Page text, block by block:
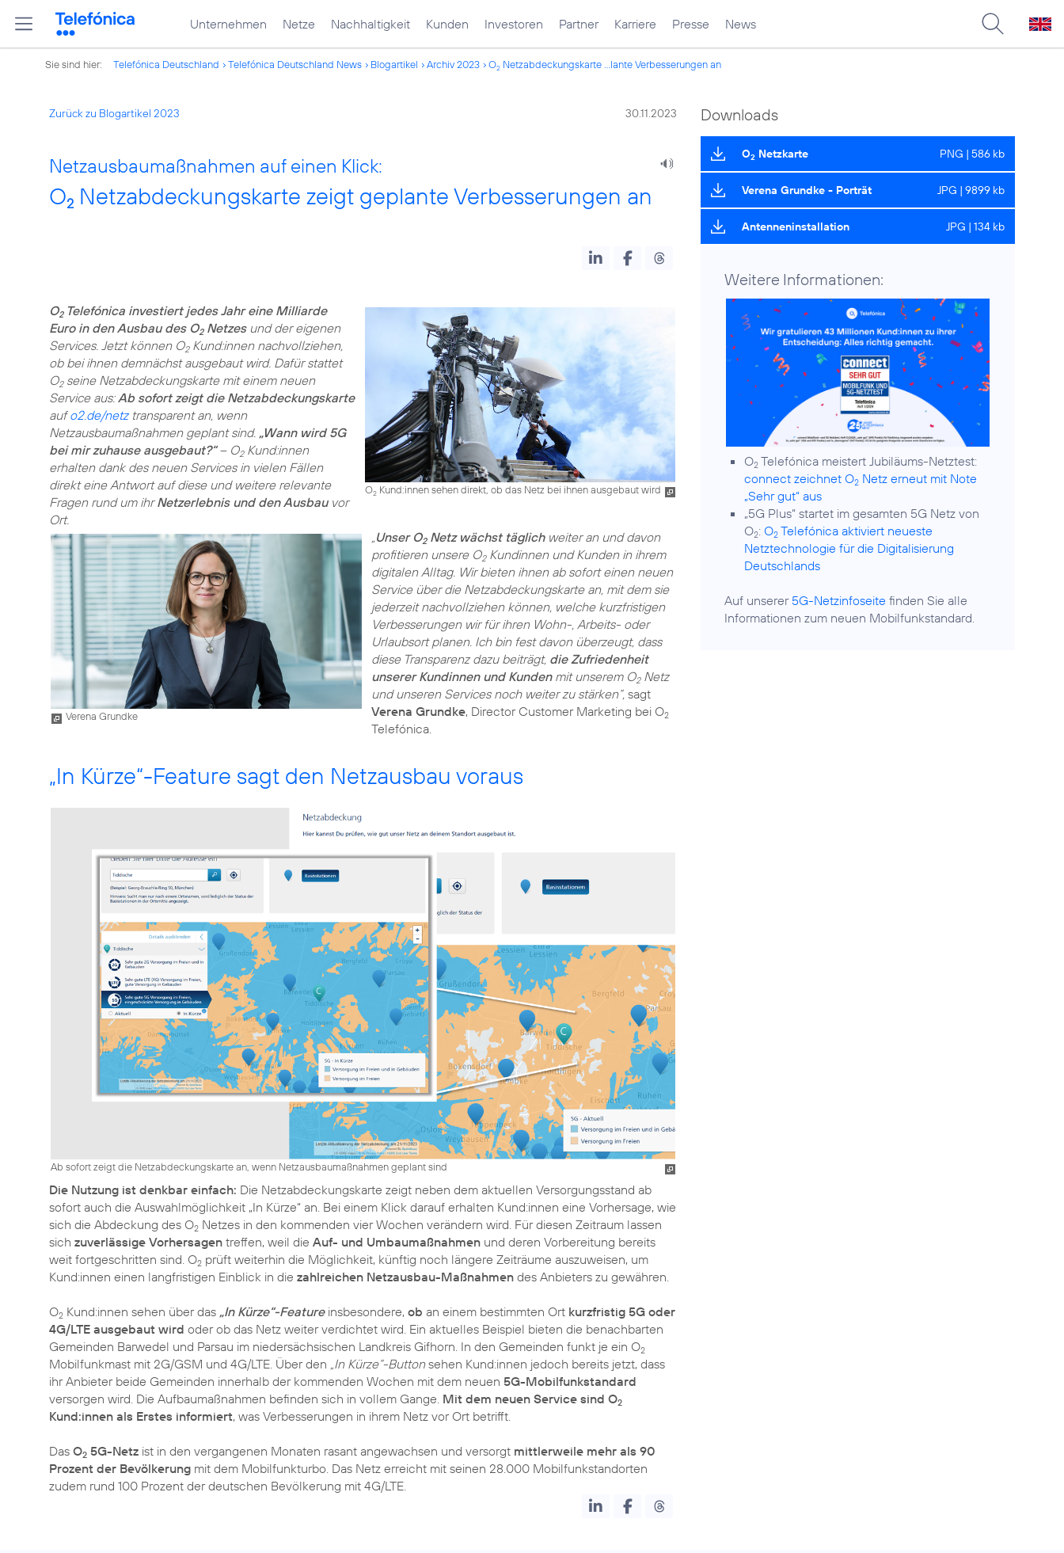
Unternehmen Netze Nachhaltigkeit Kunden Investoren Partner Karriere Presse News
Sie sind hier: Telefónica Deutschland Telefónica Deutschland News Blogartikel Archiv 2023 O2 Netzabdeckungskarte ...lante Verbesserungen an
Zurück zu Blogartikel 2023 30.11.2023
Netzausbaumaßnahmen auf einen Klick:
O2 Netzabdeckungskarte zeigt geplante Verbesserungen an
O2Kund:innen sehen direkt, ob das Netz bei ihnen ausgebaut wird
O2Telefónica investiert jedes Jahr eine Milliarde
Euro in den Ausbau des O2Netzesund der eigenen
Services. Jetzt können O2Kund:innen nachvollziehen,
ob bei ihnen demnächst ausgebaut wird. Dafür stattet
O2seine Netzabdeckungskarte mit einem neuen
Service aus:Ab sofort zeigt die Netzabdeckungskarte
aufo2.de/netztransparent an, wenn
Netzausbaumaßnahmen geplant sind. „Wann wird 5G
bei mir zuhause ausgebaut?“– O2Kund:innen
erhalten dank des neuen Services in vielen Fällen
direkt eine Antwort auf diese und weitere relevante
Fragen rund um ihrNetzerlebnis und den Ausbauvor
Ort.
Verena Grundke
„Unser O2Netz wächst täglichweiter an und davon
profitieren unsere O2Kundinnen und Kunden in ihrem
digitalen Alltag. Wir bieten ihnen ab sofort einen neuen
Service über die Netzabdeckungskarte an, mit dem sie
jederzeit nachvollziehen können, welche kurzfristigen
Verbesserungen wir für ihren Wohn-, Arbeits- oder
Urlaubsort planen. Ich bin fest davon überzeugt, dass
diese Transparenz dazu beiträgt, die Zufriedenheit
unserer Kundinnen und Kundenmit unserem O2Netz
und unseren Services noch weiter zu stärken“,sagt
Verena Grundke, Director Customer Marketing bei O2
Telefónica.
„In Kürze“-Feature sagt den Netzausbau voraus
Ab sofort zeigt die Netzabdeckungskarte an, wenn Netzausbaumaßnahmen geplant sind
Die Nutzung ist denkbar einfach: Die Netzabdeckungskarte zeigt neben dem aktuellen Versorgungsstand ab
sofort auch die Auswahlmöglichkeit „In Kürze“ an. Bei einem Klick darauf erhalten Kund:innen eine Vorhersage, wie
sich die Abdeckung des O2 Netzes in den kommenden vier Wochen verändern wird. Für diesen Zeitraum lassen
sich zuverlässige Vorhersagen treffen, weil die Auf- und Umbaumaßnahmen und deren Vorbereitung bereits
weit fortgeschritten sind. O2 prüft weiterhin die Möglichkeit, künftig noch längere Zeiträume auszuweisen, um
Kund:innen einen langfristigen Einblick in die zahlreichen Netzausbau-Maßnahmen des Anbieters zu gewähren.
O2 Kund:innen sehen über das „In Kürze“-Featureinsbesondere, ob an einem bestimmten Ort kurzfristig 5G oder
4G/LTE ausgebaut wird oder ob das Netz weiter verdichtet wird. Ein aktuelles Beispiel bieten die benachbarten
Gemeinden Barwedel und Parsau im niedersächsischen Landkreis Gifhorn. In den Gemeinden funkt je ein O2
Mobilfunkmast mit 2G/GSM und 4G/LTE. Über den „In Kürze“-Buttonsehen Kund:innen jedoch bereits jetzt, dass
ihr Anbieter beide Gemeinden innerhalb der kommenden Wochen mit dem neuen 5G-Mobilfunkstandard
versorgen wird. Die Aufbaumaßnahmen befinden sich in vollem Gange. Mit dem neuen Service sind O2
Kund:innen als Erstes informiert, was Verbesserungen in ihrem Netz vor Ort betrifft.
Das O2 5G-Netz ist in den vergangenen Monaten rasant angewachsen und versorgt mittlerweile mehr als 90
Prozent der Bevölkerung mit dem Mobilfunkturbo. Das Netz erreicht mit seinen 28.000 Mobilfunkstandorten
zudem rund 100 Prozent der deutschen Bevölkerung mit 4G/LTE.
Downloads
O2 Netzkarte PNG | 586 kb
Verena Grundke - Porträt JPG | 9899 kb
Antenneninstallation JPG | 134 kb
Weitere Informationen:
O2 Telefónica meistert Jubiläums-Netztest:
connect zeichnet O2 Netz erneut mit Note
„Sehr gut“ aus
„5G Plus“ startet im gesamten 5G Netz von
O2:O2 Telefónica aktiviert neueste
Netztechnologie für die Digitalisierung
Deutschlands
Auf unserer 5G-Netzinfoseite finden Sie alle
Informationen zum neuen Mobilfunkstandard.